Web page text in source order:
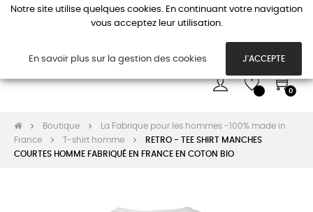
la
0
Boutique
La Fabrique pour les hommes -100% made in
France
T-shirt homme
RETRO - TEE SHIRT MANCHES
COURTES HOMME FABRIQUÉ EN FRANCE EN COTON BIO
Notre site utilise quelques cookies. En continuant votre navigation
vous acceptez leur utilisation.
En savoir plus sur la gestion des cookies J'ACCEPTE